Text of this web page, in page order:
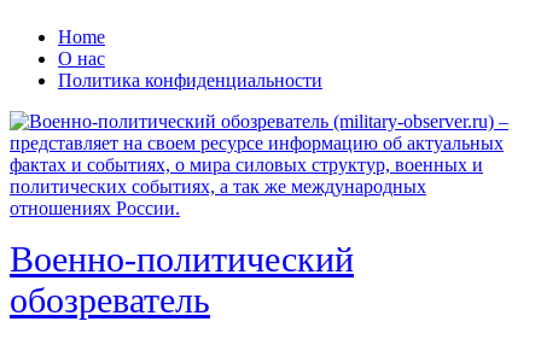
Перейти
содержанию
Home
О нас
Политика конфиденциальности
Военно-политический
обозреватель